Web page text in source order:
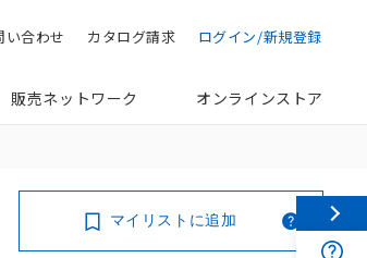
ログイン/新規登録
カタログ請求
い合わせ
販売ネットワーク オンラインストア
マイリストに追加